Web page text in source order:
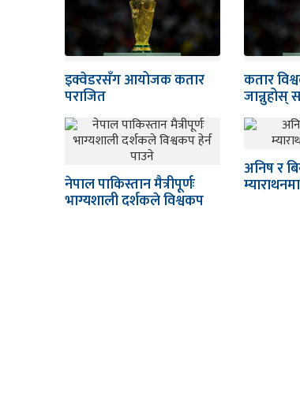
इक्वेडरसँग आयोजक कतार
पराजित
कतार
जान्नुहोस्
नेपाल पाकिस्तान मैत्रीपूर्णः
भाग्यशाली दर्शकले विश्वकप
अनिष र